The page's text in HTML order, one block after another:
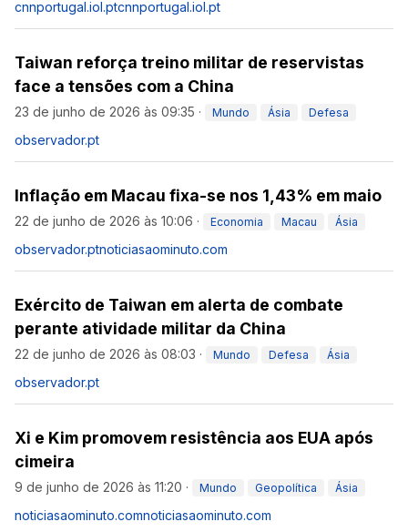
cnnportugal.iol.ptcnnportugal.iol.pt
Taiwan reforça treino militar de reservistas
face a tensões com a China
23 de junho de 2026 às 09:35 · Mundo Ásia Defesa
observador.pt
Inflação em Macau fixa-se nos 1,43% em maio
22 de junho de 2026 às 10:06 · Economia Macau Ásia
observador.ptnoticiasaominuto.com
Exército de Taiwan em alerta de combate
perante atividade militar da China
22 de junho de 2026 às 08:03 · Mundo Defesa Ásia
observador.pt
Xi e Kim promovem resistência aos EUA após
cimeira
9 de junho de 2026 às 11:20 · Mundo Geopolítica Ásia
noticiasaominuto.comnoticiasaominuto.com